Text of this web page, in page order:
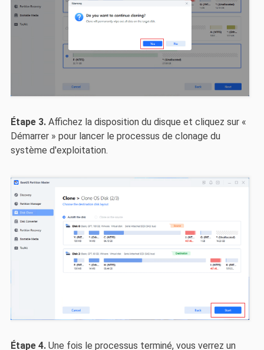
Étape 3.Affichez la disposition du disque et cliquez sur «
Démarrer » pour lancer le processus de clonage du
système d'exploitation.
Étape 4.Une fois le processus terminé, vous verrez un